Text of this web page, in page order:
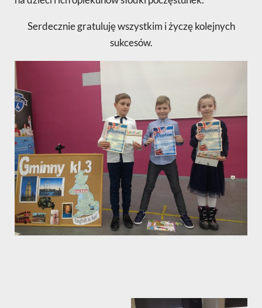
Serdecznie gratuluję wszystkim i życzę kolejnych
sukcesów.